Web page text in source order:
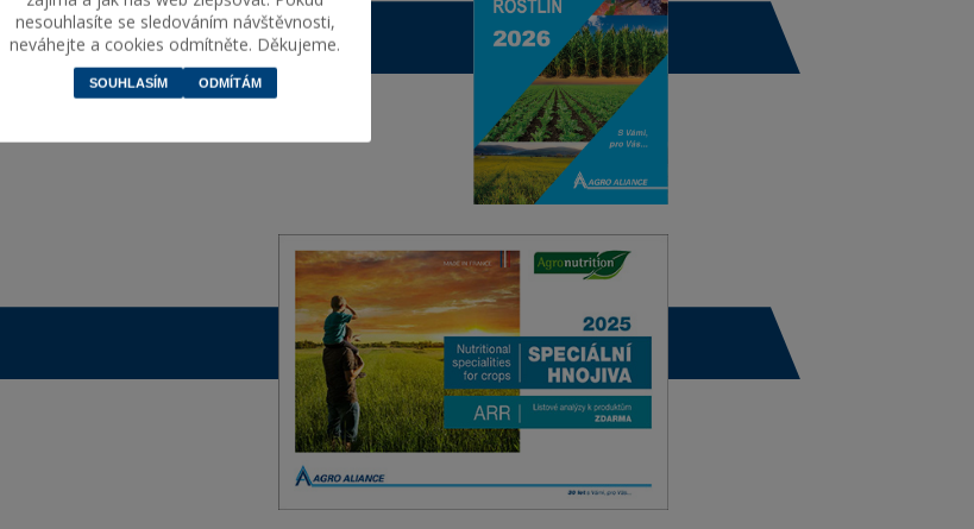
nesouhlasíte se sledováním návštěvnosti,
neváhejte a cookies odmítněte. Děkujeme.
SOUHLASÍM ODMÍTÁM